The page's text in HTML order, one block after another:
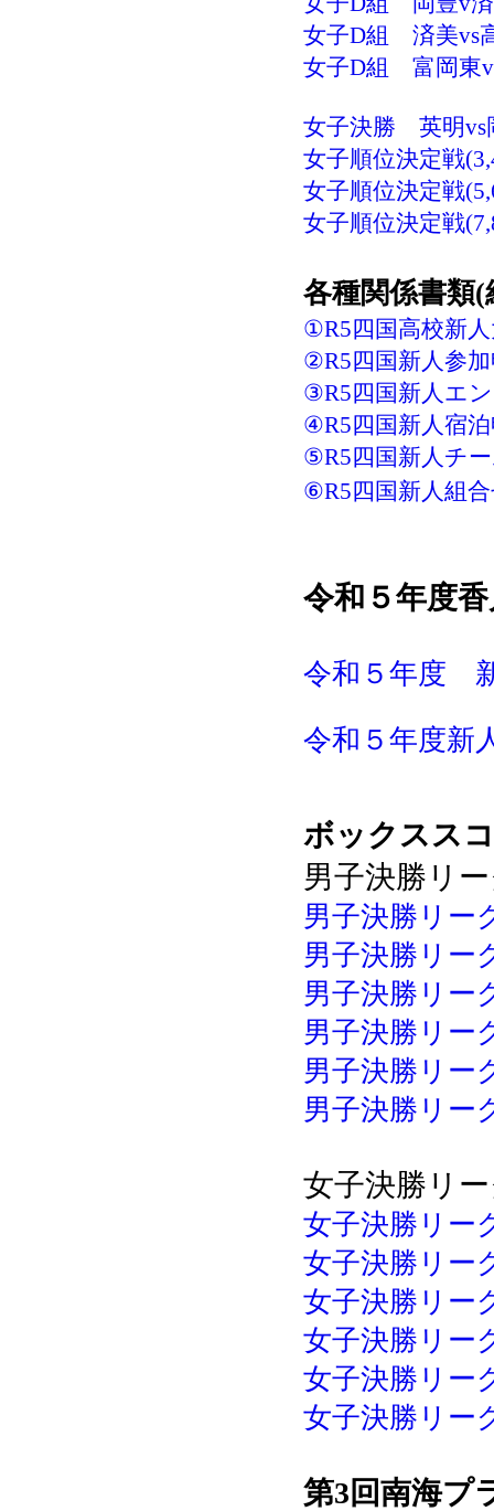
女子D組 済美vs
女子D組 富岡東
女子決勝 英明vs
女子順位決定戦
女子順位決定戦
女子順位決定戦
各種関係書類
①R5四国高校新
②R5四国新人参
③R5四国新人エ
④R5四国新人宿
⑤R5四国新人チ
⑥R5四国新人組
令和５年度
令和５年度
令和５年度
ボックスス
男子決勝リ
男子決勝リー
男子決勝リー
男子決勝リー
男子決勝リー
男子決勝リー
男子決勝リー
女子決勝リ
女子決勝リー
女子決勝リー
女子決勝リー
女子決勝リー
女子決勝リー
女子決勝リー
第3回南海プ